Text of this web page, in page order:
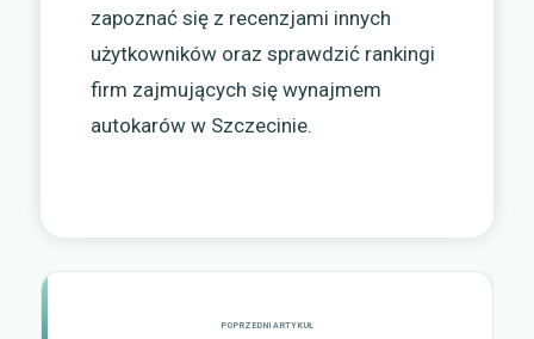
zapoznać się z recenzjami innych
użytkowników oraz sprawdzić rankingi
firm zajmujących się wynajmem
autokarów w Szczecinie.